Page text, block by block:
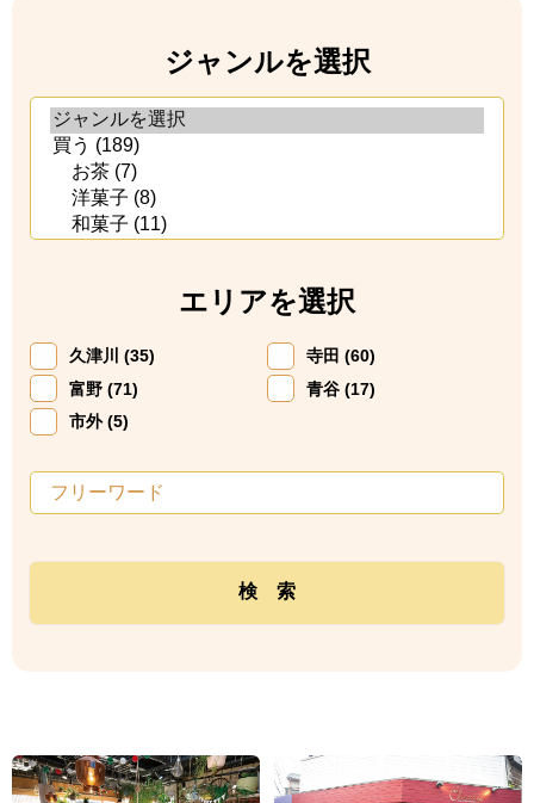
ジャンルを選択
エリアを選択
久津川 (35)
寺田 (60)
富野 (71)
青谷 (17)
市外 (5)